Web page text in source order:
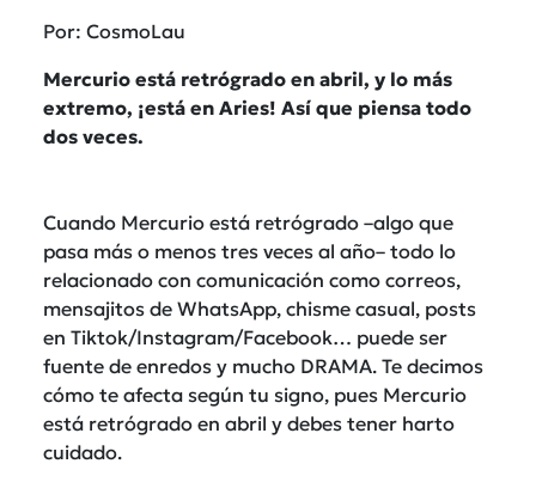
Por: CosmoLau
Mercurio está retrógrado en abril, y lo más
extremo, ¡está en Aries! Así que piensa todo
dos veces.
Cuando Mercurio está retrógrado –algo que
pasa más o menos tres veces al año– todo lo
relacionado con comunicación como correos,
mensajitos de WhatsApp, chisme casual, posts
en Tiktok/Instagram/Facebook… puede ser
fuente de enredos y mucho DRAMA. Te decimos
cómo te afecta según tu signo, pues Mercurio
está retrógrado en abril y debes tener harto
cuidado.